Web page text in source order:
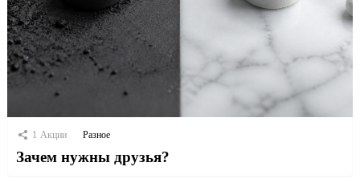
1 Акции Разное
Зачем нужны друзья?